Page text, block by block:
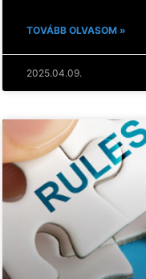
TOVÁBB OLVASOM »
2025.04.09.